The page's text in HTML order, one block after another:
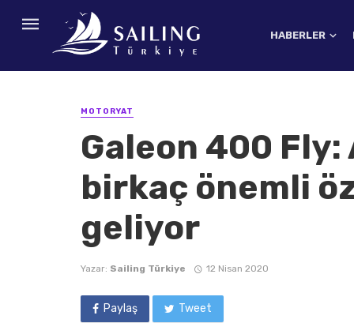
HABERLER
MOTORYAT
Galeon 400 Fly:
birkaç önemli
geliyor
Yazar: Sailing Türkiye 12 Nisan 2020
Paylaş Tweet